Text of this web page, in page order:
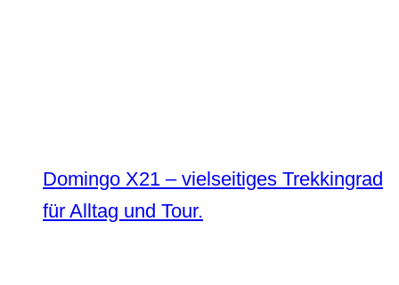
Domingo X21 – vielseitiges Trekkingrad
für Alltag und Tour.